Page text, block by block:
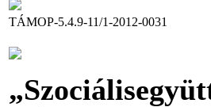
TÁMOP-5.4.9-11/1-2012-0031